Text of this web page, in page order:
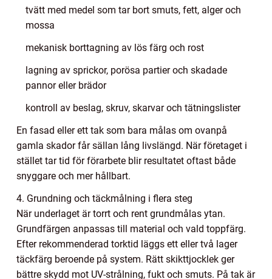
tvätt med medel som tar bort smuts, fett, alger och
mossa
mekanisk borttagning av lös färg och rost
lagning av sprickor, porösa partier och skadade
pannor eller brädor
kontroll av beslag, skruv, skarvar och tätningslister
En fasad eller ett tak som bara målas om ovanpå
gamla skador får sällan lång livslängd. När företaget i
stället tar tid för förarbete blir resultatet oftast både
snyggare och mer hållbart.
4. Grundning och täckmålning i flera steg
När underlaget är torrt och rent grundmålas ytan.
Grundfärgen anpassas till material och vald toppfärg.
Efter rekommenderad torktid läggs ett eller två lager
täckfärg beroende på system. Rätt skikttjocklek ger
bättre skydd mot UV-strålning, fukt och smuts. På tak är